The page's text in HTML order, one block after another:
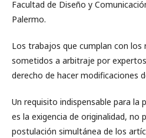
Facultad de Diseño y
Palermo.
Los trabajos que cumplan con
sometidos a arbitraje por
derecho de hacer modificaciones
Un requisito indispensable para la
es la exigencia de originalidad, no
postulación simultánea de los